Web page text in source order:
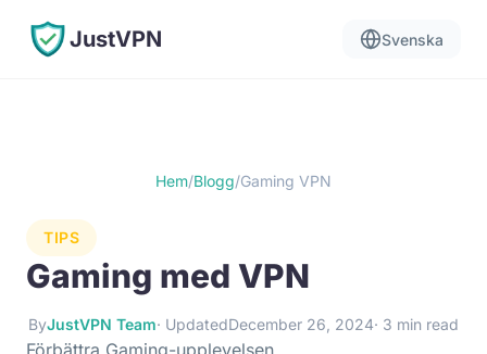
JustVPN Svenska
Hem/Blogg/Gaming VPN
TIPS
Gaming med VPN
ByJustVPN Team· UpdatedDecember 26, 2024· 3 min read
Förbättra Gaming-upplevelsen